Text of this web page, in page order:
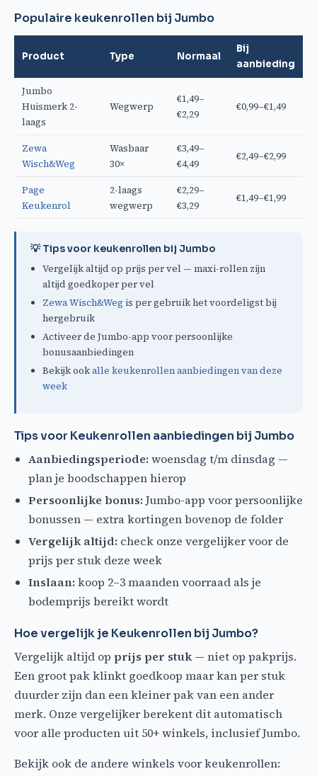
Populaire keukenrollen bij Jumbo
Product Type Normaal
Bij
aanbieding
Jumbo
Huismerk 2-
laags
Wegwerp
€1,49–
€2,29
€0,99–€1,49
Zewa
Wisch&Weg
Wasbaar
30×
€3,49–
€4,49
€2,49–€2,99
Page
Keukenrol
2-laags
wegwerp
€2,29–
€3,29
€1,49–€1,99
💡 Tips voor keukenrollen bij Jumbo
Vergelijk altijd op prijs per vel — maxi-rollen zijn
altijd goedkoper per vel
Zewa Wisch&Weg is per gebruik het voordeligst bij
hergebruik
Activeer de Jumbo-app voor persoonlijke
bonusaanbiedingen
Bekijk ookalle keukenrollen aanbiedingen van deze
week
Tips voor Keukenrollen aanbiedingen bij Jumbo
Aanbiedingsperiode: woensdag t/m dinsdag —
plan je boodschappen hierop
Persoonlijke bonus: Jumbo-app voor persoonlijke
bonussen — extra kortingen bovenop de folder
Vergelijk altijd: check onze vergelijker voor de
prijs per stuk deze week
Inslaan: koop 2–3 maanden voorraad als je
bodemprijs bereikt wordt
Hoe vergelijk je Keukenrollen bij Jumbo?
Vergelijk altijd op prijs per stuk — niet op pakprijs.
Een groot pak klinkt goedkoop maar kan per stuk
duurder zijn dan een kleiner pak van een ander
merk. Onze vergelijker berekent dit automatisch
voor alle producten uit 50+ winkels, inclusief Jumbo.
Bekijk ook de andere winkels voor keukenrollen: